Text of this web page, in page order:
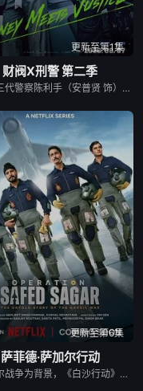
更新至第1集
财阀X刑警 第二季
财阀富三代警察陈利手（安普贤 饰）华丽回归，完美蜕变为成熟专业的刑警，继续以财力同实力展开查案历险记。新上司朱惠拉（郑恩彩 饰）空降，两个性格不合的拍挡将联手破案。
更新至第6集
萨菲德·萨加尔行动
以卡吉尔战争为背景，《白沙行动》讲述了印度空军&quot;金色箭头&quot;第17中队的故事，他们最初的任务是执行照相侦察任务。但当他们的中队长B.S. 达诺亚的僚机飞行员、中队长阿贾伊·阿胡贾被敌人背信弃义地杀害后，他们的角色发生了转变。达诺亚决定不惜一切代价为他的死复仇。他的中队通过领导对巴基斯坦部队的攻击，在世界上任何空军都未曾飞行过的高度进行轰炸，扭转了战争的局势。同时，这也是关于这些战斗机飞行员如何在身体上、精神上和社会层面上进行转变，以付出额外的努力并实现不可能的故事。